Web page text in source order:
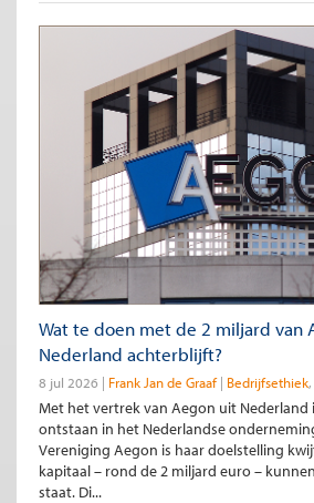
Wat te doen met de 2 miljard van
Nederland achterblijft?
8 jul 2026 Frank Jan de Graaf Bedrijfsethiek
Met het vertrek van Aegon uit Nederland
ontstaan in het Nederlandse
Vereniging Aegon is haar doelstelling
kapitaal – rond de 2 miljard euro –
staat. Di...